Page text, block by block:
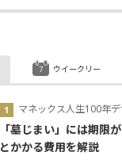
マネックス人生100年
「墓じまい」には期限
とかかる費用を解説
ウイークリー